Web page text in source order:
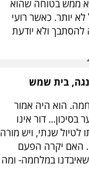
ממש בטוחה שהוא
יותר. כאשר רועי
ולא יודעת
בית שמש
הוא היה אמור
דור אינו
לטיול שנתי, ויש מורה
האם יקרה הפעם
במלחמה- ומה